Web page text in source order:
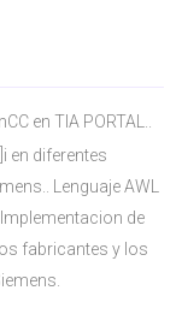
en TIA PORTAL..
en diferentes
Lenguaje AWL
de
fabricantes y los